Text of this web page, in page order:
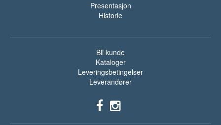
Presentasjon
Historie
Bli kunde
Kataloger
Leveringsbetingelser
Leverandører